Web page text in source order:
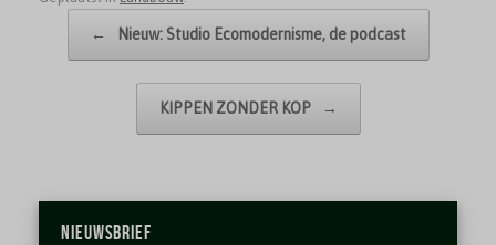
← Nieuw: Studio Ecomodernisme, de podcast
KIPPEN ZONDER KOP →
Nieuwsbrief